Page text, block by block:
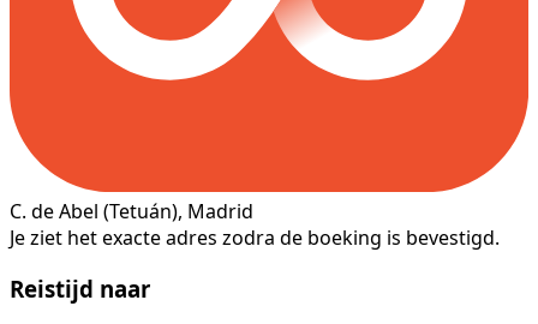
C. de Abel (Tetuán), Madrid
Je ziet het exacte adres zodra de boeking is bevestigd.
Reistijd naar